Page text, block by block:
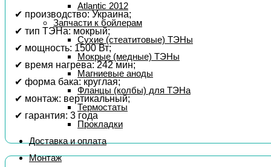
Atlantic 2012
Запчасти к бойлерам
Сухие (стеатитовые) ТЭНы
Мокрые (медные) ТЭНы
Магниевые аноды
Фланцы (колбы) для ТЭНа
Термостаты
Прокладки
Доставка и оплата
Монтаж
✔ производство: Украина;
✔ тип ТЭНа: мокрый;
✔ мощность: 1500 Вт;
✔ время нагрева: 242 мин;
✔ форма бака: круглая;
✔ монтаж: вертикальный;
✔ гарантия: 3 года